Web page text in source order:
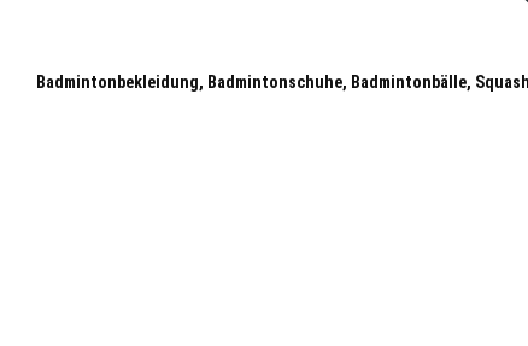
Badmintonbekleidung, Badmintonschuhe, Badmintonbälle,